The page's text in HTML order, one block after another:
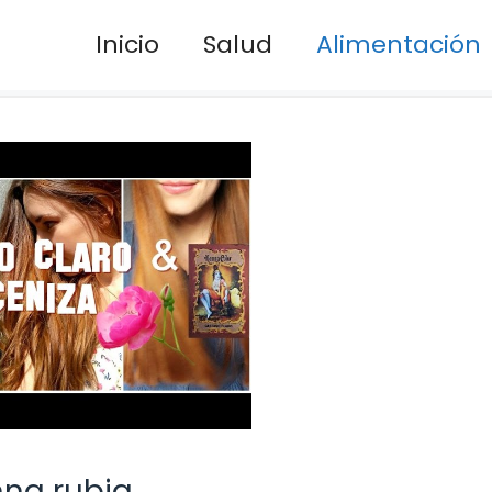
Inicio Salud Alimentación